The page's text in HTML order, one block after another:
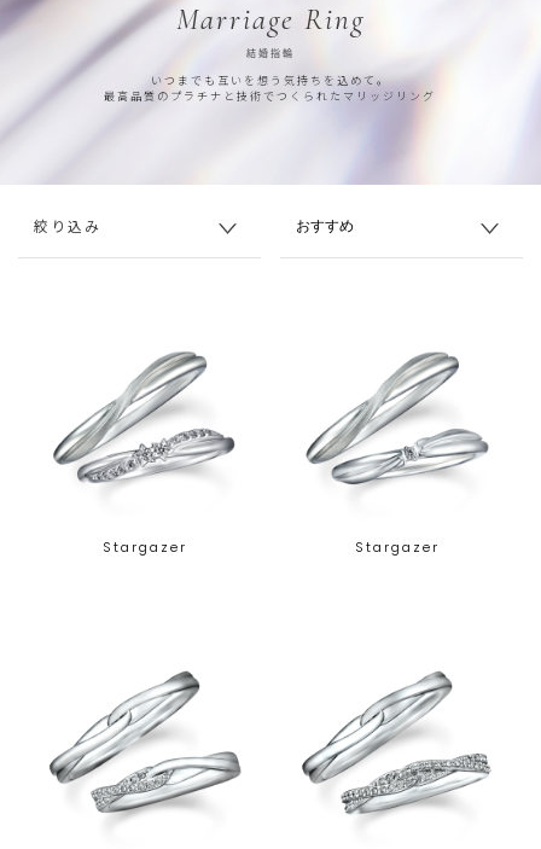
Marriage Ring
結婚指輪
いつまでも互いを想う気持ちを込めて。
最高品質のプラチナと技術でつくられたマリッジリング
絞り込み
Stargazer Stargazer